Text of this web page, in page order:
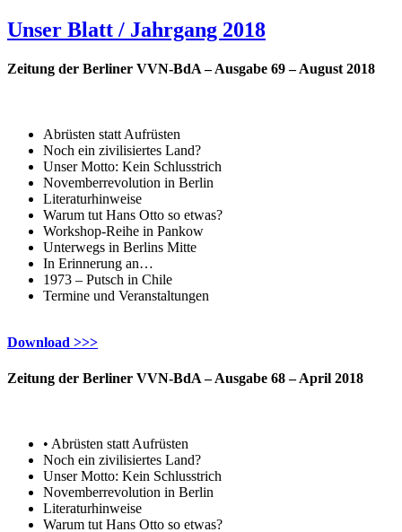
Unser Blatt / Jahrgang 2018
Zeitung der Berliner VVN-BdA – Ausgabe 69 –August 2018
Abrüsten statt Aufrüsten
Noch ein zivilisiertes Land?
Unser Motto: Kein Schlusstrich
Novemberrevolution in Berlin
Literaturhinweise
Warum tut Hans Otto so etwas?
Workshop-Reihe in Pankow
Unterwegs in Berlins Mitte
In Erinnerung an…
1973 – Putsch in Chile
Termine und Veranstaltungen
Download >>>
Zeitung der Berliner VVN-BdA – Ausgabe 68 –April 2018
• Abrüsten statt Aufrüsten
Noch ein zivilisiertes Land?
Unser Motto: Kein Schlusstrich
Novemberrevolution in Berlin
Literaturhinweise
Warum tut Hans Otto so etwas?